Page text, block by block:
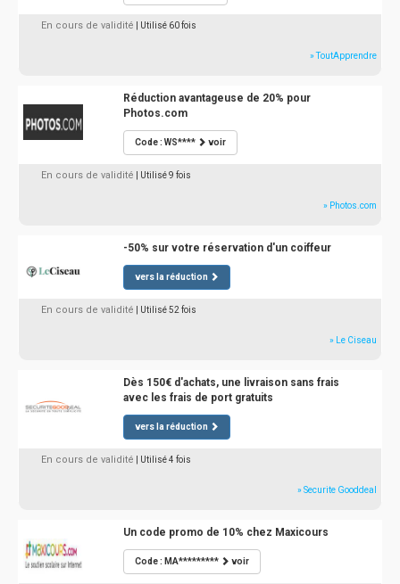
En cours de validité | Utilisé 60 fois
» ToutApprendre
Réduction avantageuse de 20% pour
Photos.com
Code : WS**** voir
En cours de validité | Utilisé 9 fois
» Photos.com
-50% sur votre réservation d'un coiffeur
vers la réduction
En cours de validité | Utilisé 52 fois
» Le Ciseau
Dès 150€ d'achats, une livraison sans frais
avec les frais de port gratuits
vers la réduction
En cours de validité | Utilisé 4 fois
» Securite Gooddeal
Un code promo de 10% chez Maxicours
Code : MA********* voir